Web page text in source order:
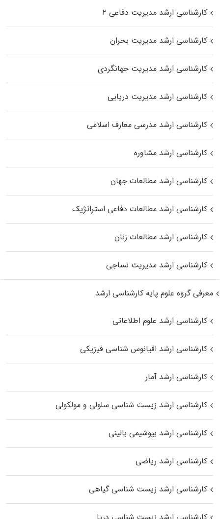
کارشناسی ارشد مدیریت دفاعی ۲
کارشناسی ارشد مدیریت بحران
کارشناسی ارشد مدیریت جهانگردی
کارشناسی ارشد مدیریت دریایی
کارشناسی ارشد مدرسی معارف اسلامی
کارشناسی ارشد مشاوره
کارشناسی ارشد مطالعات جهان
کارشناسی ارشد مطالعات دفاعی استراتژیک
کارشناسی ارشد مطالعات زنان
کارشناسی ارشد مدیریت نساجی
معرفی گروه علوم پایه کارشناسی ارشد
کارشناسی ارشد علوم اطلاعاتی
کارشناسی ارشد اقیانوس‌ شناسی فیزیکی
کارشناسی ارشد آمار
کارشناسی ارشد زیست شناسی سلولی و مولکولی
کارشناسی ارشد بیوشیمی بالینی
کارشناسی ارشد ریاضی
کارشناسی ارشد زیست‌ شناسی گیاهی